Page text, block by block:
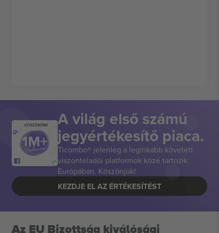
KÖSZÖNÖM! A világ első számú
jegyértékesítő piaca.
Ticombo® jelenleg a leginkább követett
viszonteladói platformok közé tartozik
Európában. Köszönjük!
KEZDJE EL AZ ÉRTÉKESÍTÉST
Az EU Bizottság kiválósági